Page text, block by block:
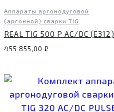
Аппараты аргонодуговой
(аргонной) сварки TIG
REAL TIG 500 P AC/DC (Е312)
455 855,00 ₽